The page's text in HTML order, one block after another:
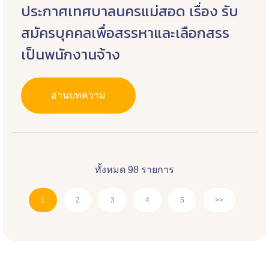
ประกาศเทศบาลนครแม่สอด เรื่อง รับ
สมัครบุคคลเพื่อสรรหาและเลือกสรร
เป็นพนักงานจ้าง
อ่านบทความ
ทั้งหมด 98 รายการ
1 2 3 4 5 >>